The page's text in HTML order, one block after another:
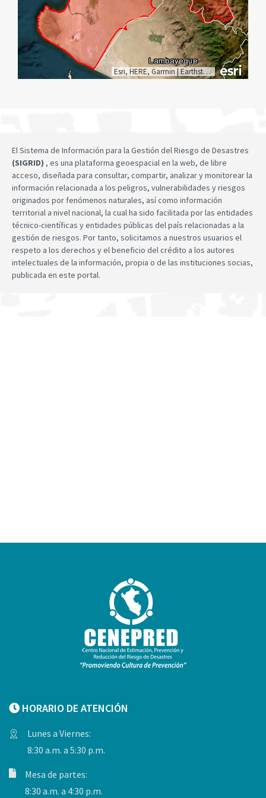
Esri, HERE, Garmin |Earthstar Geographics
El Sistema de Información para la Gestión del Riesgo de Desastres
(SIGRID) , es una plataforma geoespacial en la web, de libre
acceso, diseñada para consultar, compartir, analizar y monitorear la
información relacionada a los peligros, vulnerabilidades y riesgos
originados por fenómenos naturales, así como información
territorial a nivel nacional, la cual ha sido facilitada por las entidades
técnico-científicas y entidades públicas del país relacionadas a la
gestión de riesgos. Por tanto, solicitamos a nuestros usuarios el
respeto a los derechos y el beneficio del crédito a los autores
intelectuales de la información, propia o de las instituciones socias,
publicada en este portal.
HORARIO DE ATENCIÓN
Lunes a Viernes:
8:30 a.m. a 5:30 p.m.
Mesa de partes:
8:30 a.m. a 4:30 p.m.